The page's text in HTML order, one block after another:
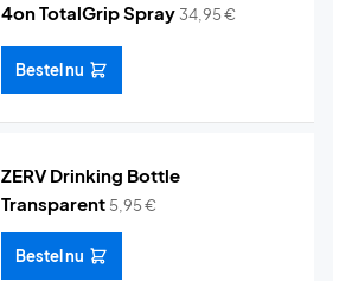
4on TotalGrip Spray 34,95€
Bestel nu
ZERV Drinking Bottle
Transparent 5,95€
Bestel nu